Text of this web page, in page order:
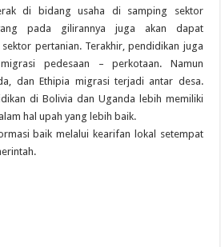
di bidang usaha di samping sektor
pada gilirannya juga akan dapat
pertanian. Terakhir, pendidikan juga
pedesaan – perkotaan. Namun
dan Ethipia migrasi terjadi antar desa.
di Bolivia dan Uganda lebih memiliki
hal upah yang lebih baik.
baik melalui kearifan lokal setempat